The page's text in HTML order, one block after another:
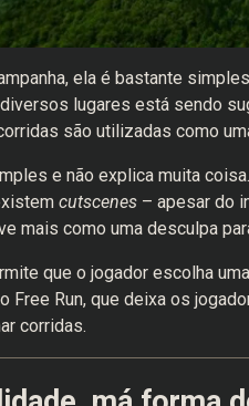
ela é bastante
lugares está sendo
são utilizadas como
e não explica muita
cutscenes– apesar do
mais como uma desculpa
que o jogador escolha
Free Run, que deixa os
corridas.